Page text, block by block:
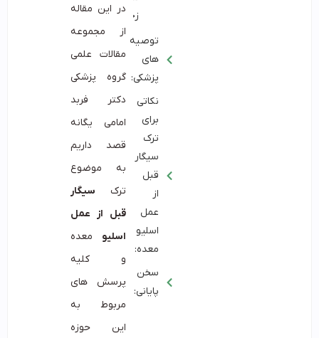
زخم هادر این مقاله
از مجموعه
مقالات علمی
گروه پزشکی
دکتر فربد
امامی یگانه
قصد داریم
به موضوع
ترکسیگار
قبل از عمل
اسلیومعده
و کلیه
پرسش های
مربوط به
این حوزه